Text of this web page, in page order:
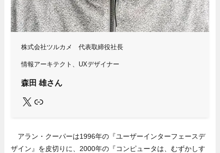
株式会社ツルカメ 代表取締役社長
情報アーキテクト、UXデザイナー
森田 雄さん
X Link
アラン・クーパーは1996年の『ユーザーインターフェースデ
ザイン』を皮切りに、2000年の『コンピュータは、むずかしす